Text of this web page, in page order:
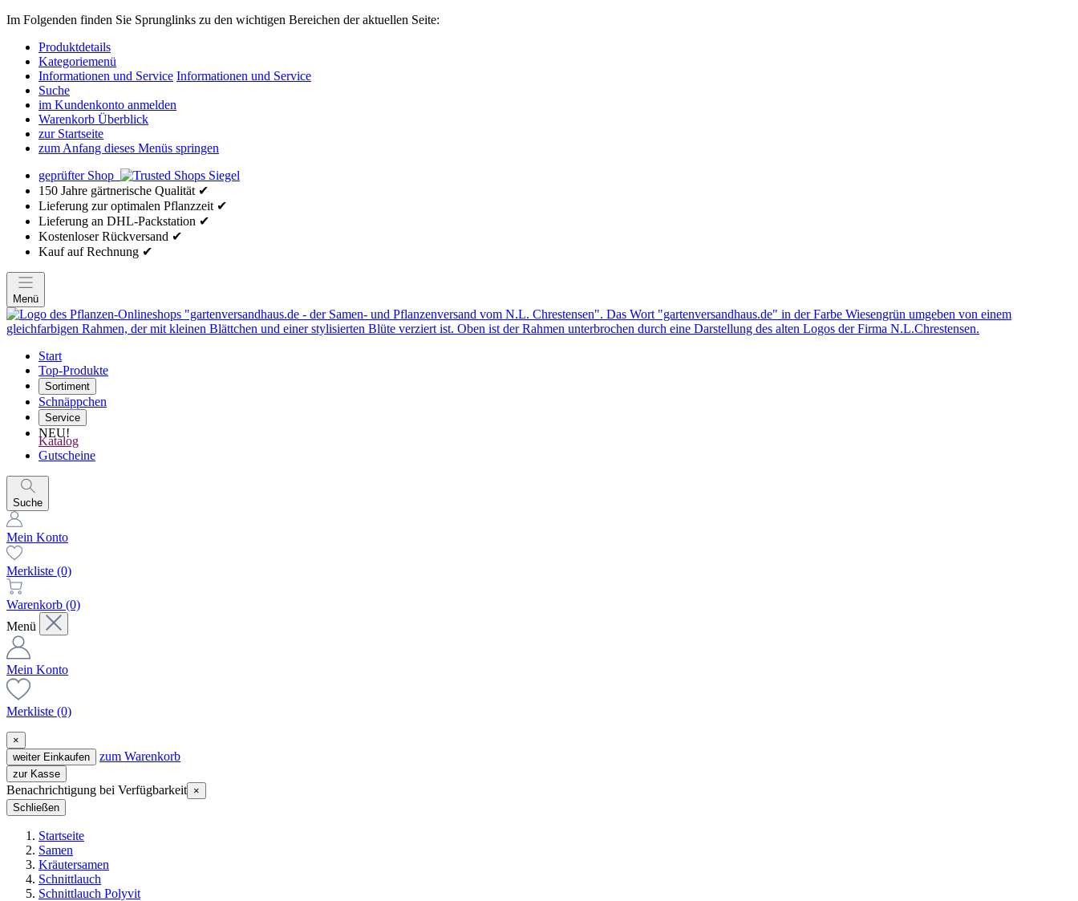
Im Folgenden finden Sie Sprunglinks zu den wichtigen Bereichen der aktuellen Seite:
Produktdetails
Kategoriemenü
Informationen und Service Informationen und Service
Suche
im Kundenkonto anmelden
Warenkorb Überblick
zur Startseite
zum Anfang dieses Menüs springen
geprüfter Shop
150 Jahre gärtnerische Qualität ✔
Lieferung zur optimalen Pflanzzeit ✔
Lieferung an DHL-Packstation ✔
Kostenloser Rückversand ✔
Kauf auf Rechnung ✔
Menü
Start
Top-Produkte
Sortiment
Schnäppchen
Service
NEU!
Katalog
Gutscheine
Suche
Mein Konto
Merkliste (0)
Warenkorb (0)
Menü
Mein Konto
Merkliste (0)
×
weiter Einkaufen
zum Warenkorb
zur Kasse
Benachrichtigung bei Verfügbarkeit ×
Schließen
Startseite
Samen
Kräutersamen
Schnittlauch
Schnittlauch Polyvit